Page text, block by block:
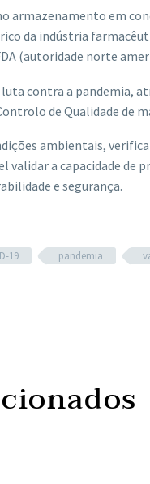
armazenamento em
da indústria
(autoridade norte
contra a pandemia,
de Qualidade de
ambientais,
a capacidade de
e segurança.
19 pandemia